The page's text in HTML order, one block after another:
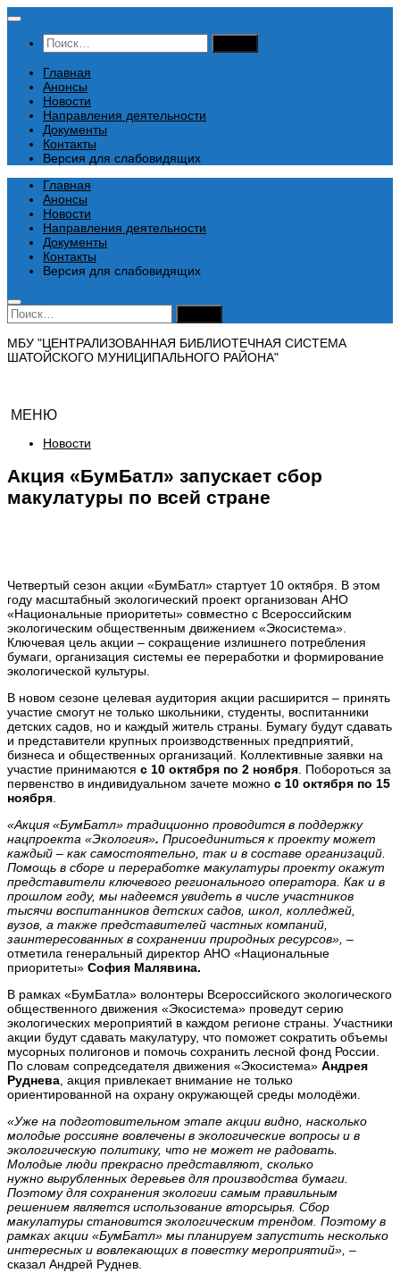
Перейти
содержимому
Найти:
Главная
Анонсы
Новости
Направления деятельности
Документы
Контакты
Версия для слабовидящих
Главная
Анонсы
Новости
Направления деятельности
Документы
Контакты
Версия для слабовидящих
Найти:
МБУ "ЦЕНТРАЛИЗОВАННАЯ БИБЛИОТЕЧНАЯ СИСТЕМА
ШАТОЙСКОГО МУНИЦИПАЛЬНОГО РАЙОНА"
МЕНЮ
Новости
Акция «БумБатл» запускает сбор
макулатуры по всей стране
Четвертый сезон акции «БумБатл» стартует 10 октября. В этом
году масштабный экологический проект организован АНО
«Национальные приоритеты» совместно с Всероссийским
экологическим общественным движением «Экосистема».
Ключевая цель акции – сокращение излишнего потребления
бумаги, организация системы ее переработки и формирование
экологической культуры.
В новом сезоне целевая аудитория акции расширится – принять
участие смогут не только школьники, студенты, воспитанники
детских садов, но и каждый житель страны. Бумагу будут сдавать
и представители крупных производственных предприятий,
бизнеса и общественных организаций. Коллективные заявки на
участие принимаются с 10 октября по 2 ноября . Побороться за
первенство в индивидуальном зачете можно с 10 октября по 15
ноября
«Акция «БумБатл» традиционно проводитсяв поддержку
нацпроекта «Экология». Присоединиться к проекту может
каждый – как самостоятельно, так и в составе организаций.
Помощь в сборе и переработке макулатуры проекту окажут
представители ключевого регионального оператора. Как и в
прошлом году, мы надеемся увидеть в числе участников
тысячи воспитанников детских садов, школ, колледжей,
вузов, а также представителей частных компаний,
заинтересованных в сохранении природных ресурсов», –
отметила генеральный директор АНО «Национальные
приоритеты» София Малявина.
В рамках «БумБатла» волонтеры Всероссийского экологического
общественного движения «Экосистема» проведут серию
экологических мероприятий в каждом регионе страны. Участники
акции будут сдавать макулатуру, что поможет сократить объемы
мусорных полигонов и помочь сохранить лесной фонд России.
По словам сопредседателя движения «Экосистема» Андрея
Руднева , акция привлекает внимание не только
ориентированной на охрану окружающей среды молодёжи.
«Уже на подготовительном этапе акции видно, насколько
молодые россияне вовлечены в экологические вопросы и в
экологическую политику, что не может не радовать.
Молодые люди прекрасно представляют, сколько
нужно вырубленных деревьев для производства бумаги.
Поэтому для сохранения экологии самым правильным
решением является использование вторсырья. Сбор
макулатуры становится экологическим трендом. Поэтому в
рамках акции «БумБатл» мы планируем запустить несколько
интересных и вовлекающих в повестку мероприятий», –
сказал Андрей Руднев.